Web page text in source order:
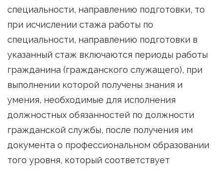
специальности, направлению подготовки, то
при исчислении стажа работы по
специальности, направлению подготовки в
указанный стаж включаются периоды работы
гражданина (гражданского служащего), при
выполнении которой получены знания и
умения, необходимые для исполнения
должностных обязанностей по должности
гражданской службы, после получения им
документа о профессиональном образовании
того уровня, который соответствует